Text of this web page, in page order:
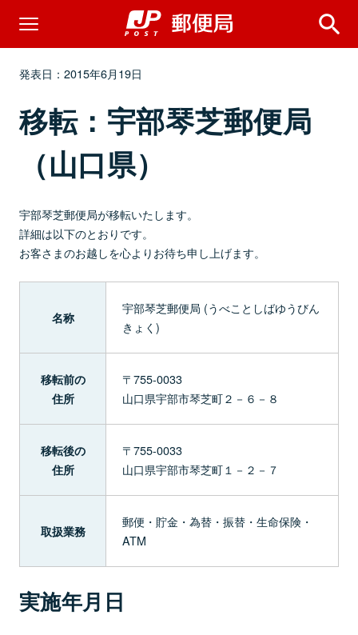
発表日：2015年6月19日
移転：宇部琴芝郵便局
（山口県）
宇部琴芝郵便局が移転いたします。
詳細は以下のとおりです。
お客さまのお越しを心よりお待ち申し上げます。
名称
宇部琴芝郵便局 (うべことしばゆうびん
きょく)
移転前の
住所
〒755-0033
山口県宇部市琴芝町２－６－８
移転後の
住所
〒755-0033
山口県宇部市琴芝町１－２－７
取扱業務
郵便・貯金・為替・振替・生命保険・
ATM
実施年月日